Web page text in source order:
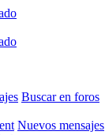
Buscar en foros
Nuevos mensajes